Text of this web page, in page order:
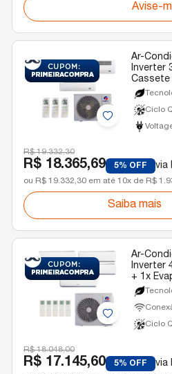
Avise-
Ar-
Inverter
Cassete
1 Via
Frio 220v
Ciclo
R$ 19.332,30
R$ 18.365,69 5% OFF via
ou R$ 19.332,30 em até 10x de R$
Saiba mais
Ar-
Inverter
+ 1x
Quente/
Ciclo
R$ 18.048,00
R$ 17.145,60 5% OFF via